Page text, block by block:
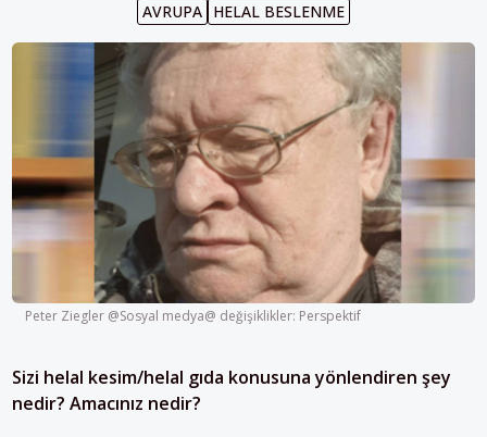
AVRUPA HELAL BESLENME
Peter Ziegler @Sosyal medya@ değişiklikler: Perspektif
Sizi helal kesim/helal gıda konusuna yönlendiren şey
nedir? Amacınız nedir?